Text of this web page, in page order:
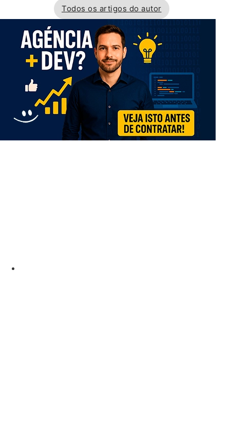
Todos os artigos do autor